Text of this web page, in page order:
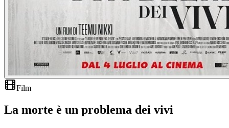
Film
La morte è un problema dei vivi